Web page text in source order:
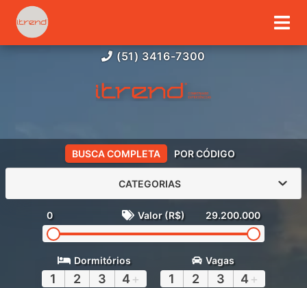
(51) 3416-7300
BUSCA COMPLETA POR CÓDIGO
CATEGORIAS
0 Valor (R$) 29.200.000
Dormitórios
1 2 3 4 +
Vagas
1 2 3 4 +